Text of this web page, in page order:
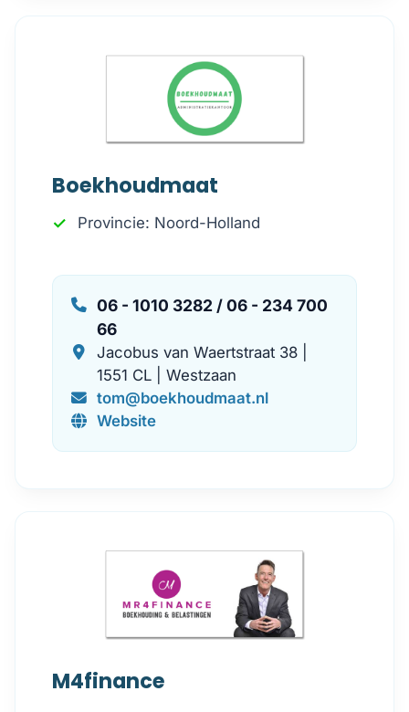
Boekhoudmaat
Provincie: Noord-Holland
06 - 1010 3282 / 06 - 234 700
66
Jacobus van Waertstraat 38 |
1551 CL | Westzaan
tom@boekhoudmaat.nl
Website
M4finance